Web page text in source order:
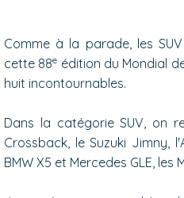
Comme à la parade, les
cette 88e édition du Mondial
huit incontournables.
Dans la catégorie SUV, on
Crossback, le Suzuki Jimny,
BMW X5 et Mercedes GLE,